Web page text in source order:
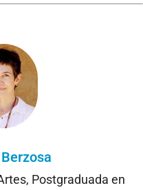
Postgraduada en